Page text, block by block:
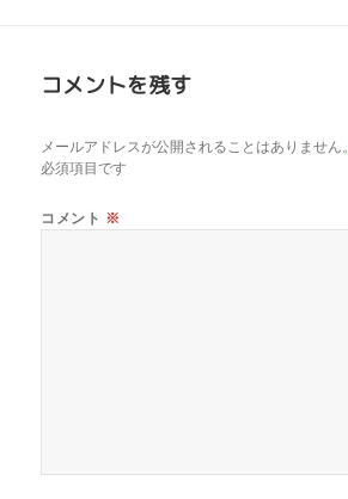
コメントを残す
メールアドレスが公開されることはありません。
必須項目です
コメント ※